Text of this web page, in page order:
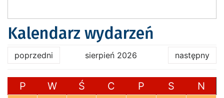
Kalendarz wydarzeń
poprzedni sierpień 2026 następny
P W Ś C P S N